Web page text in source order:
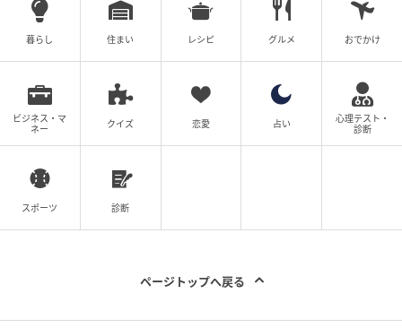
暮らし 住まい レシピ グルメ おでかけ
ビジネス・マ
ネー
クイズ 恋愛 占い
心理テスト・
診断
スポーツ 診断
ページトップへ戻る